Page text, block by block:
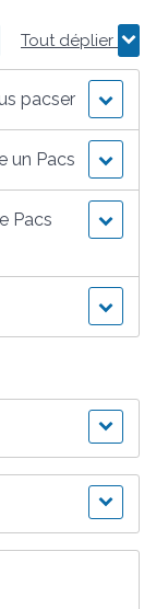
Tout déplier
pacser
un Pacs
Pacs